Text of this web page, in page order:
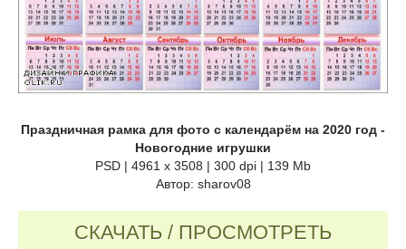
Праздничная рамка для фото с календарём на 2020 год -
Новогодние игрушки
PSD | 4961 х 3508 | 300 dpi | 139 Mb
Автор: sharov08
СКАЧАТЬ / ПРОСМОТРЕТЬ